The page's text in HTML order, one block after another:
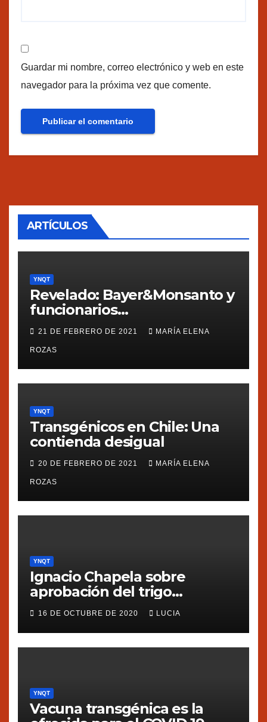
Guardar mi nombre, correo electrónico y web en este
navegador para la próxima vez que comente.
ARTÍCULOS
YNQT
Revelado: Bayer&Monsanto y
funcionarios
estadounidenses
presionaron a México
21 DE FEBRERO DE 2021 MARÍA ELENA
ROZAS
YNQT
Transgénicos en Chile: Una
contienda desigual
20 DE FEBRERO DE 2021 MARÍA ELENA
ROZAS
YNQT
Ignacio Chapela sobre
aprobación del trigo
transgénico en Argentina
16 DE OCTUBRE DE 2020 LUCIA
YNQT
Vacuna transgénica es la